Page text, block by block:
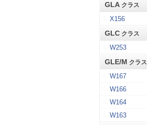
GLA クラス
X156
GLC クラス
W253
GLE/M クラス
W167
W166
W164
W163